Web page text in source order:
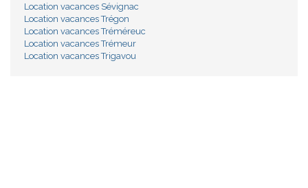
Location vacances Sévignac
Location vacances Trégon
Location vacances Tréméreuc
Location vacances Trémeur
Location vacances Trigavou